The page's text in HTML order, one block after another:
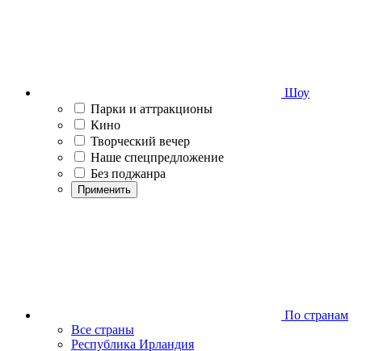
Шоу
Парки и аттракционы
Кино
Творческий вечер
Наше спецпредложение
Без поджанра
Применить
По странам
Все страны
Республика Ирландия